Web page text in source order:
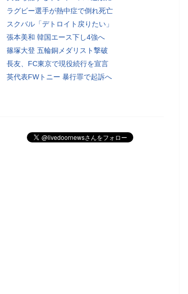
ラグビー選手が熱中症で倒れ死亡
スクバル「デトロイト戻りたい」
張本美和 韓国エース下し4強へ
篠塚大登 五輪銅メダリスト撃破
長友、FC東京で現役続行を宣言
英代表FWトニー 暴行罪で起訴へ